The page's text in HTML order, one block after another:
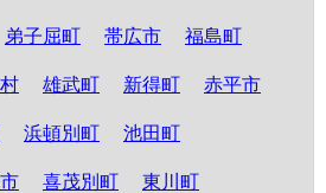
弟子屈町 帯広市 福島町
雄武町 新得町 赤平市
浜頓別町 池田町
喜茂別町 東川町